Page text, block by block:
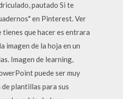
pautado Si te
en Pinterest. Ver
que hacer es entrara
imagen de la hoja en un
Imagen de learning,
puede ser muy
plantillas para sus